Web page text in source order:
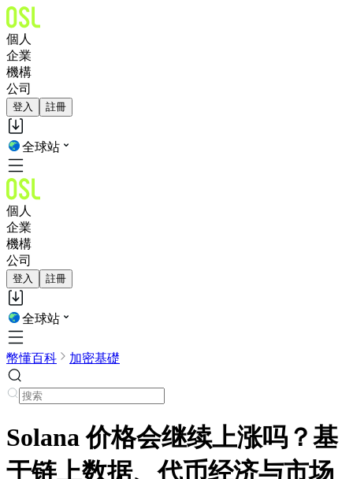
個人
企業
機構
公司
登入 註冊
全球站
個人
企業
機構
公司
登入 註冊
全球站
幣懂百科 加密基礎
Solana 价格会继续上涨吗？基
于链上数据、代币经济与市场